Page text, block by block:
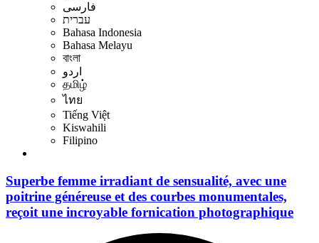
فارسی
עברית
Bahasa Indonesia
Bahasa Melayu
বাংলা
اردو
தமிழ்
ไทย
Tiếng Việt
Kiswahili
Filipino
Superbe femme irradiant de sensualité, avec une
poitrine généreuse et des courbes monumentales,
reçoit une incroyable fornication photographique